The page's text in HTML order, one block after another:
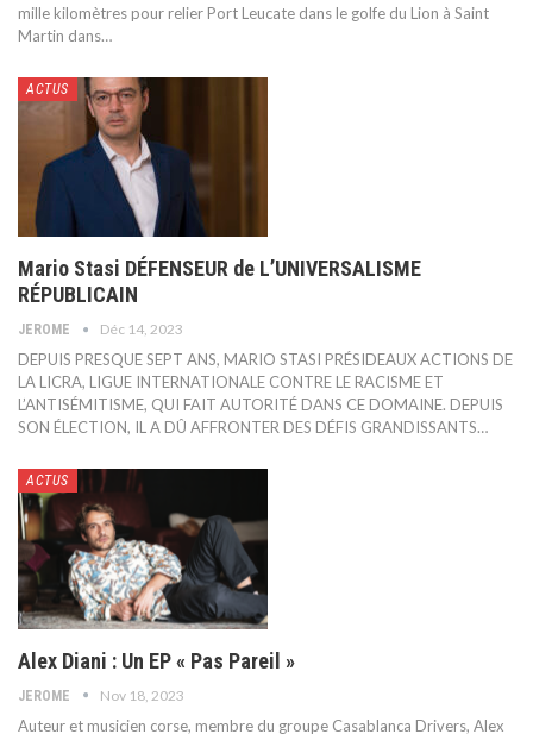
mille kilomètres pour relier Port Leucate dans le golfe du Lion à Saint
Martin dans…
ACTUS
Mario Stasi DÉFENSEUR de L’UNIVERSALISME
RÉPUBLICAIN
JEROME Déc 14, 2023
DEPUIS PRESQUE SEPT ANS, MARIO STASI PRÉSIDEAUX ACTIONS DE
LA LICRA, LIGUE INTERNATIONALE CONTRE LE RACISME ET
L’ANTISÉMITISME, QUI FAIT AUTORITÉ DANS CE DOMAINE. DEPUIS
SON ÉLECTION, IL A DÛ AFFRONTER DES DÉFIS GRANDISSANTS…
ACTUS
Alex Diani : Un EP « Pas Pareil »
JEROME Nov 18, 2023
Auteur et musicien corse, membre du groupe Casablanca Drivers, Alex